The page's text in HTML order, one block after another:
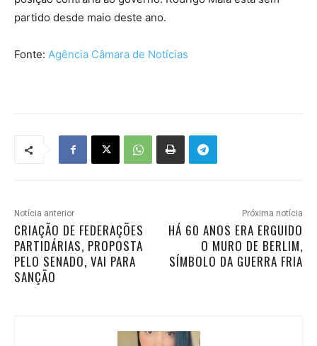
partido desde maio deste ano.
Fonte: Agência Câmara de Notícias
Notícia anterior
CRIAÇÃO DE FEDERAÇÕES
PARTIDÁRIAS, PROPOSTA
PELO SENADO, VAI PARA
SANÇÃO
Próxima notícia
HÁ 60 ANOS ERA ERGUIDO
O MURO DE BERLIM,
SÍMBOLO DA GUERRA FRIA